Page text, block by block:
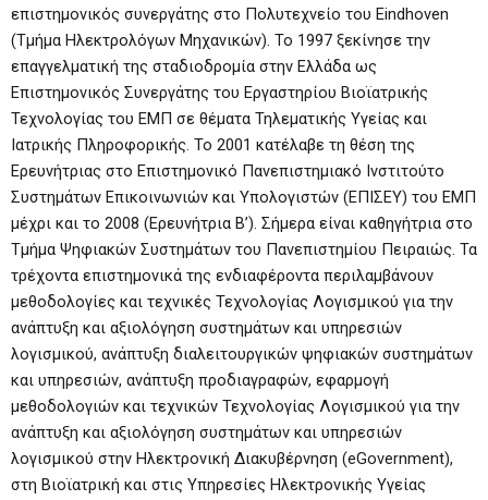
επιστημονικός συνεργάτης στο Πολυτεχνείο του Eindhoven
(Τμήμα Ηλεκτρολόγων Μηχανικών). Το 1997 ξεκίνησε την
επαγγελματική της σταδιοδρομία στην Ελλάδα ως
Επιστημονικός Συνεργάτης του Εργαστηρίου Βιοϊατρικής
Τεχνολογίας του ΕΜΠ σε θέματα Τηλεματικής Υγείας και
Ιατρικής Πληροφορικής. Το 2001 κατέλαβε τη θέση της
Ερευνήτριας στο Επιστημονικό Πανεπιστημιακό Ινστιτούτο
Συστημάτων Επικοινωνιών και Υπολογιστών (ΕΠΙΣΕΥ) του ΕΜΠ
μέχρι και το 2008 (Ερευνήτρια Β’). Σήμερα είναι καθηγήτρια στο
Τμήμα Ψηφιακών Συστημάτων του Πανεπιστημίου Πειραιώς. Τα
τρέχοντα επιστημονικά της ενδιαφέροντα περιλαμβάνουν
μεθοδολογίες και τεχνικές Τεχνολογίας Λογισμικού για την
ανάπτυξη και αξιολόγηση συστημάτων και υπηρεσιών
λογισμικού, ανάπτυξη διαλειτουργικών ψηφιακών συστημάτων
και υπηρεσιών, ανάπτυξη προδιαγραφών, εφαρμογή
μεθοδολογιών και τεχνικών Τεχνολογίας Λογισμικού για την
ανάπτυξη και αξιολόγηση συστημάτων και υπηρεσιών
λογισμικού στην Ηλεκτρονική Διακυβέρνηση (eGovernment),
στη Βιοϊατρική και στις Υπηρεσίες Ηλεκτρονικής Υγείας